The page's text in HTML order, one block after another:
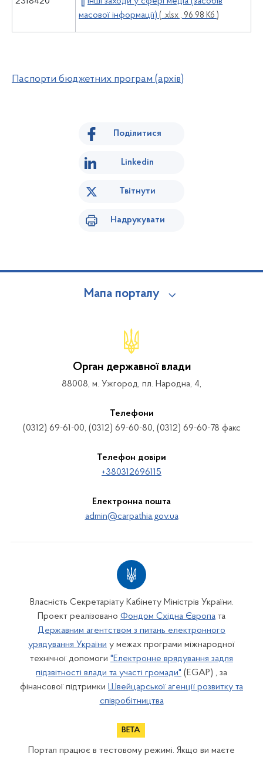
масової інформації) ( .xlsx , 96.98 Кб )
Паспорти бюджетних програм (архів)
Поділитися
Linkedin
Твітнути
Надрукувати
Мапа порталу
Орган державної влади
88008, м. Ужгород, пл. Народна, 4,
Телефони
(0312) 69-61-00, (0312) 69-60-80, (0312) 69-60-78 факс
Телефон довіри
+380312696115
Електронна пошта
admin@carpathia.gov.ua
Власність Секретаріату Кабінету Міністрів України.
Проект реалізовано Фондом Східна Європа та
Державним агентством з питань електронного
урядування України у межах програми міжнародної
технічної допомоги "Електронне врядування задля
підзвітності влади та участі громади" (EGAP) , за
фінансової підтримки Швейцарської агенції розвитку та
співробітництва
Портал працює в тестовому режимі. Якщо ви маєте